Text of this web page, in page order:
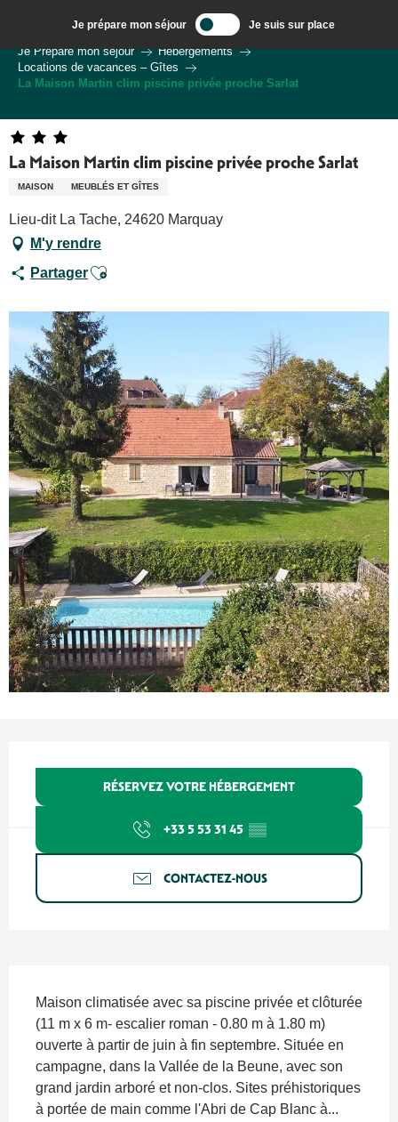
contenu
principal
Je prépare mon séjour Je suis sur place
Bienvenue à Sarlat, Capitale du Périgord Noir
Je Prépare mon séjour
Hébergements
Locations de vacances – Gîtes
La Maison Martin clim piscine privée proche Sarlat
La Maison Martin clim piscine privée proche Sarlat
MAISON MEUBLÉS ET GÎTES
Lieu-dit La Tache, 24620 Marquay
M'y rendre
PartagerAjouter aux favoris
RÉSERVEZ VOTRE HÉBERGEMENT
+33 5 53 31 45 ▒▒
CONTACTEZ-NOUS
Maison climatisée avec sa piscine privée et clôturée
(11 m x 6 m- escalier roman - 0.80 m à 1.80 m)
ouverte à partir de juin à fin septembre. Située en
campagne, dans la Vallée de la Beune, avec son
grand jardin arboré et non-clos. Sites préhistoriques
à portée de main comme l'Abri de Cap Blanc à...